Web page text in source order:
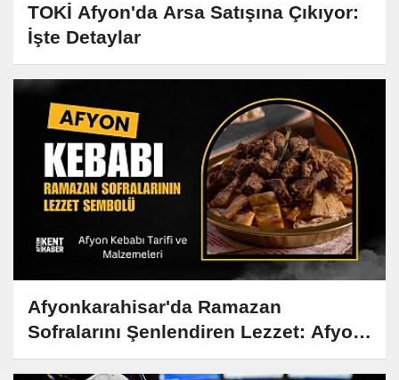
TOKİ Afyon'da Arsa Satışına Çıkıyor:
İşte Detaylar
Afyonkarahisar'da Ramazan
Sofralarını Şenlendiren Lezzet: Afyon
Kebabı Tarifi ve Hikayesi